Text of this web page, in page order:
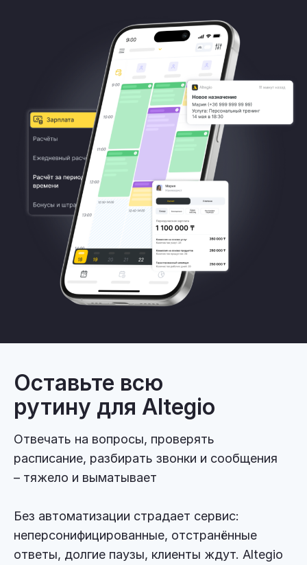
Оставьте всю
рутину для Altegio
Отвечать на вопросы, проверять
расписание, разбирать звонки и сообщения
– тяжело и выматывает
Без автоматизации страдает сервис:
неперсонифицированные, отстранённые
ответы, долгие паузы, клиенты ждут. Altegio